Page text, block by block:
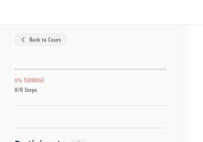
Back to Cours
0% TERMINÉ
0/0 Steps